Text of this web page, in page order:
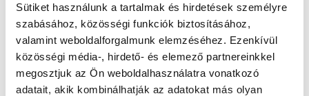
Sütiket használunk a tartalmak és hirdetések személyre
szabásához, közösségi funkciók biztosításához,
valamint weboldalforgalmunk elemzéséhez. Ezenkívül
közösségi média-, hirdető- és elemező partnereinkkel
megosztjuk az Ön weboldalhasználatra vonatkozó
adatait, akik kombinálhatják az adatokat más olyan
Dr. Balló András
Urológus
0.0
Da Vinci Magánklinika